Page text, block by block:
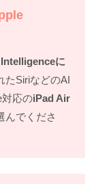
に
たSiriなどのAI
対応のiPad Air
んでくださ